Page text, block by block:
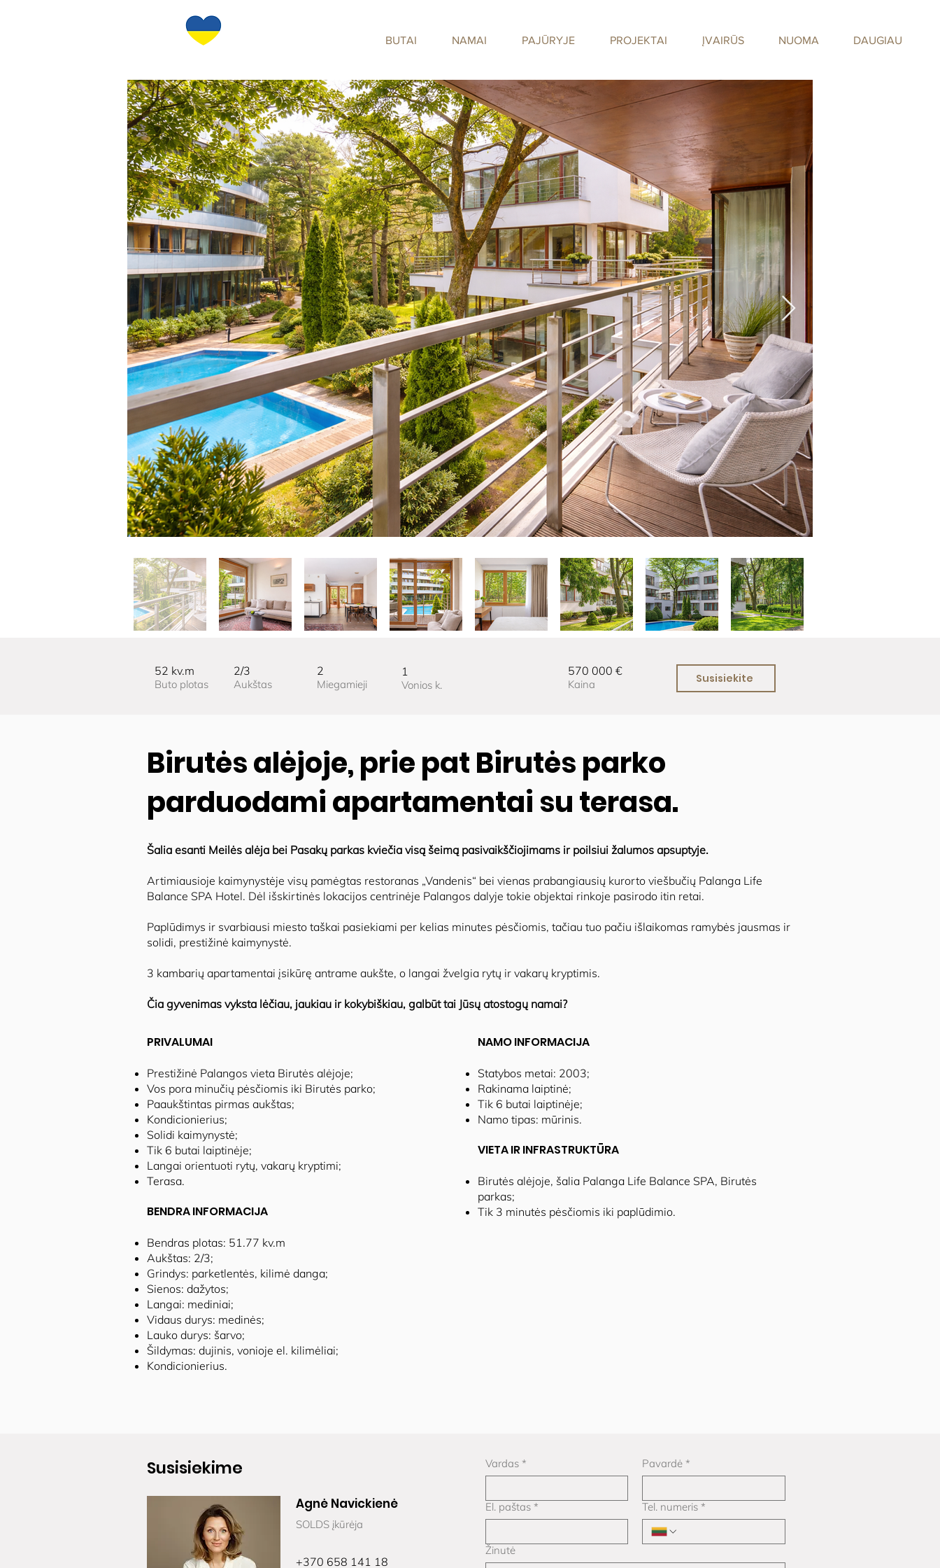
BUTAI NAMAI PAJŪRYJE PROJEKTAI ĮVAIRŪS NUOMA DAUGIAU
52 kv.m
Buto plotas
2/3
Aukštas
2
Miegamieji
1
Vonios k.
570 000 €
Kaina Susisiekite
Birutės alėjoje, prie pat Birutės parko
parduodami apartamentai su terasa.
Šalia esanti Meilės alėja bei Pasakų parkas kviečia visą šeimą pasivaikščiojimams ir poilsiui žalumos apsuptyje.
Artimiausioje kaimynystėje visų pamėgtas restoranas „Vandenis“ bei vienas prabangiausių kurorto viešbučių Palanga Life
Balance SPA Hotel. Dėl išskirtinės lokacijos centrinėje Palangos dalyje tokie objektai rinkoje pasirodo itin retai.
Paplūdimys ir svarbiausi miesto taškai pasiekiami per kelias minutes pėsčiomis, tačiau tuo pačiu išlaikomas ramybės jausmas ir
solidi, prestižinė kaimynystė.
3 kambarių apartamentai įsikūrę antrame aukšte, o langai žvelgia rytų ir vakarų kryptimis.
Čia gyvenimas vyksta lėčiau, jaukiau ir kokybiškiau, galbūt tai Jūsų atostogų namai?
PRIVALUMAI
Prestižinė Palangos vieta Birutės alėjoje;
Vos pora minučių pėsčiomis iki Birutės parko;
Paaukštintas pirmas aukštas;
Kondicionierius;
Solidi kaimynystė;
Tik 6 butai laiptinėje;
Langai orientuoti rytų, vakarų kryptimi;
Terasa.
BENDRA INFORMACIJA
Bendras plotas: 51.77 kv.m
Aukštas: 2/3;
Grindys: parketlentės, kilimė danga;
Sienos: dažytos;
Langai: mediniai;
Vidaus durys: medinės;
Lauko durys: šarvo;
Šildymas: dujinis, vonioje el. kilimėliai;
Kondicionierius.
NAMO INFORMACIJA
Statybos metai: 2003;
Rakinama laiptinė;
Tik 6 butai laiptinėje;
Namo tipas: mūrinis.
VIETA IR INFRASTRUKTŪRA
Birutės alėjoje, šalia Palanga Life Balance SPA, Birutės
parkas;
Tik 3 minutės pėsčiomis iki paplūdimio.
Susisiekime
Agnė Navickienė
SOLDS įkūrėja
+370 658 141 18
Vardas * Pavardė *
El. paštas * Tel. numeris *
Žinutė